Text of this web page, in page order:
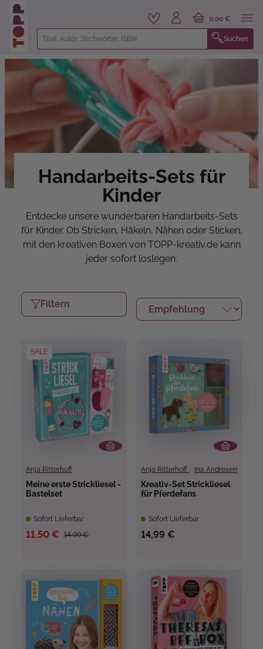
springen
Suchen
0,00 €
Handarbeits-Sets für
Kinder
Entdecke unsere wunderbaren Handarbeits-Sets
für Kinder. Ob Stricken, Häkeln, Nähen oder Sticken,
mit den kreativen Boxen von TOPP-kreativ.de kann
jeder sofort loslegen.
Filtern
SALE
Anja Ritterhoff
Meine erste Strickliesel -
Bastelset
Sofort Lieferbar
14,99 €
11,50 €
Anja Ritterhoff , Ina Andresen
Kreativ-Set Strickliesel
für Pferdefans
Sofort Lieferbar
14,99 €